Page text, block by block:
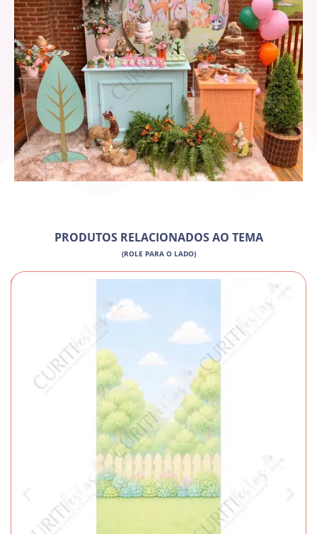
PRODUTOS RELACIONADOS AO TEMA
(ROLE PARA O LADO)